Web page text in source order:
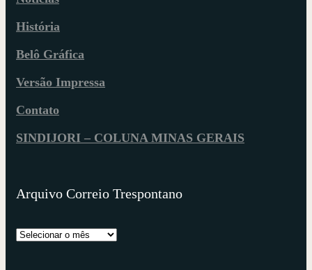
História
Belô Gráfica
Versão Impressa
Contato
SINDIJORI – COLUNA MINAS GERAIS
Arquivo Correio Trespontano